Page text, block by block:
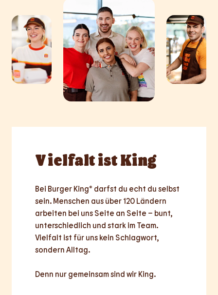
Vielfaltist King
Bei Burger King® darfst du echt du selbst
sein. Menschen aus über 120 Ländern
arbeiten bei uns Seite an Seite – bunt,
unterschiedlich und stark im Team.
Vielfalt ist für uns kein Schlagwort,
sondern Alltag.
Denn nur gemeinsamsind wir King.